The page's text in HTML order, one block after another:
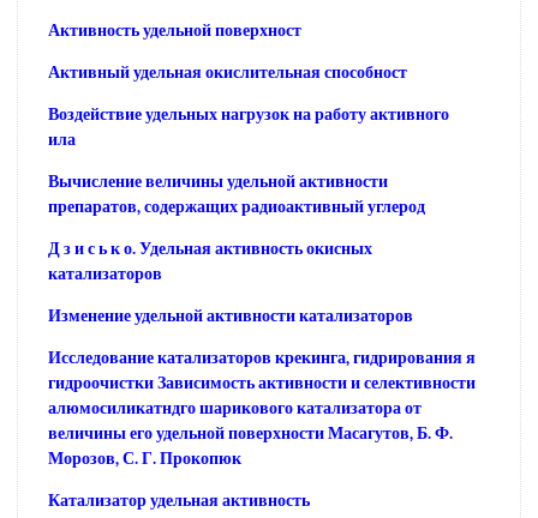
Активность удельной поверхност
Активный удельная окислительная способност
Воздействие удельных нагрузок на работу активного
ила
Вычисление величины удельной активности
препаратов, содержащих радиоактивный углерод
Д з и с ь к о. Удельная активность окисных
катализаторов
Изменение удельной активности катализаторов
Исследование катализаторов крекинга, гидрирования я
гидроочистки Зависимость активности и селективности
алюмосиликатндго шарикового катализатора от
величины его удельной поверхности Масагутов, Б. Ф.
Морозов, С. Г. Прокопюк
Катализатор удельная активность